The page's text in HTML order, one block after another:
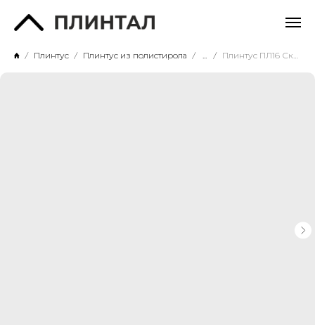
Плинтус Плинтус из полистирола ... Плинтус ПЛ16 Скандинавский шик